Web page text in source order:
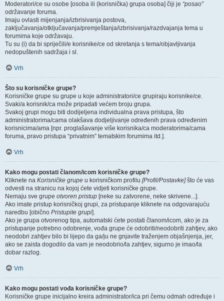
Moderatori/ce su osobe [osoba ili (korisnička) grupa osoba] čiji je “posao”
održavanje foruma.
Imaju ovlasti mijenjanja/izbrisivanja postova,
zaključavanja/otključavanja/premještanja/izbrisivanja/razdvajanja tema u
forumima koje održavaju.
Tu su (i) da bi spriječili/e korisnike/ce od skretanja s tema/objavljivanja
nedopuštenih sadržaja i sl.
Vrh
Što su korisničke grupe?
Korisničke grupe su grupe u koje administratori/ce grupiraju korisnike/ce.
Svaki/a korisnik/ca može pripadati većem broju grupa.
Svakoj grupi mogu biti dodijeljena individualna prava pristupa, što
administratorima/cama olakšava dodjeljivanje određenih prava određenim
korisnicima/ama [npr. proglašavanje više korisnika/ca moderatorima/cama
foruma, pravo pristupa “privatnim” tematskim forumima itd.].
Vrh
Kako mogu postati članom/icom korisničke grupe?
Kliknete na Korisničke grupe u korisničkom profilu [Profil/Postavke]što će vas
odvesti na stranicu na kojoj ćete vidjeti korisničke grupe.
Nemaju sve grupe otvoren pristup [neke su zatvorene, neke skrivene...].
Ako imate pristup korisničkoj grupi, za pristupanje kliknete na odgovarajuću
naredbu [obično Pristupite grupi].
Ako je grupa otvorenog tipa, automatski ćete postati članom/icom, ako je za
pristupanje potrebno odobrenje, vođa grupe će odobriti/neodobriti zahtjev, ako
neodobri zahtjev bilo bi lijepo da ga/ju ne gnjavite traženjem objašnjenja, jer,
ako se zaista dogodilo da vam je neodobrio/la zahtjev, sigurno je imao/la
dobar razlog.
Vrh
Kako mogu postati vođa korisničke grupe?
Korisničke grupe inicijalno kreira administrator/ica pri čemu odmah određuje i